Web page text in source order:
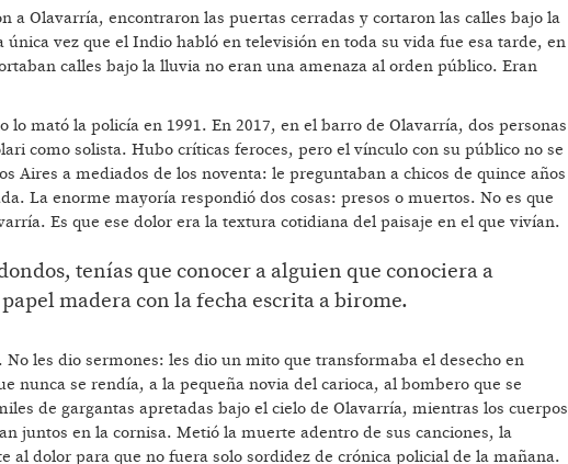
a Olavarría, encontraron las puertas cerradas y cortaron las calles bajo la
vez que el Indio habló en televisión en toda su vida fue esa tarde, en
calles bajo la lluvia no eran una amenaza al orden público. Eran
mató la policía en 1991. En 2017, en el barro de Olavarría, dos personas
como solista. Hubo críticas feroces, pero el vínculo con su público no se
Aires a mediados de los noventa: le preguntaban a chicos de quince años
La enorme mayoría respondió dos cosas: presos o muertos. No es que
Es que ese dolor era la textura cotidiana del paisaje en el que vivían.
tenías que conocer a alguien que conociera a
madera con la fecha escrita a birome.
les dio sermones: les dio un mito que transformaba el desecho en
nunca se rendía, a la pequeña novia del carioca, al bombero que se
de gargantas apretadas bajo el cielo de Olavarría, mientras los cuerpos
juntos en la cornisa. Metió la muerte adentro de sus canciones, la
al dolor para que no fuera solo sordidez de crónica policial de la mañana.